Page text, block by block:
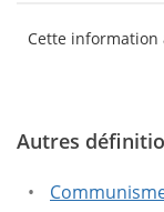
Cette information
Ce texte
cherchez.
Autres